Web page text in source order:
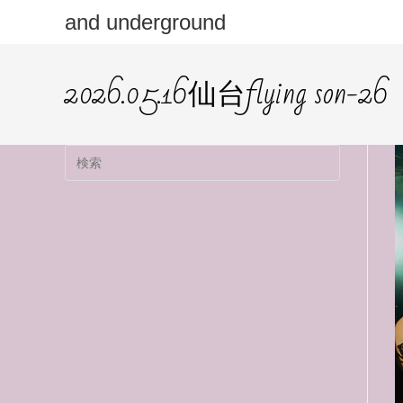
and underground
2026.05.16仙台flying son-26